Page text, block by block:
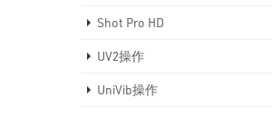
Shot Pro HD
UV2操作
UniVib操作